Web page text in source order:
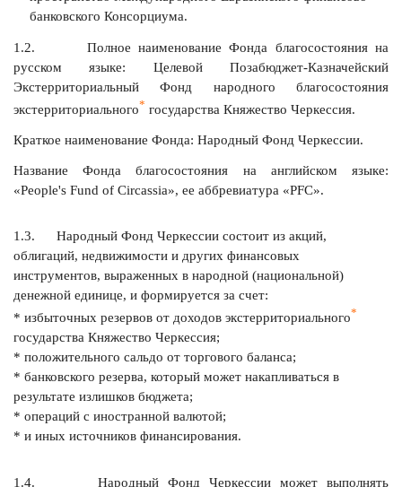
банковского Консорциума.
1.2. Полное наименование Фонда благосостояния на
русском языке: Целевой Позабюджет-Казначейский
Экстерриториальный Фонд народного благосостояния
экстерриториального* государства Княжество Черкессия.
Краткое наименование Фонда: Народный Фонд Черкессии.
Название Фонда благосостояния на английском языке:
«People's Fund of Circassia», ее аббревиатура «PFC».
1.3. Народный Фонд Черкессии состоит из акций,
облигаций, недвижимости и других финансовых
инструментов, выраженных в народной (национальной)
денежной единице, и формируется за счет:
* избыточных резервов от доходов экстерриториального*
государства Княжество Черкессия;
* положительного сальдо от торгового баланса;
* банковского резерва, который может накапливаться в
результате излишков бюджета;
* операций с иностранной валютой;
* и иных источников финансирования.
1.4. Народный Фонд Черкессии может выполнять